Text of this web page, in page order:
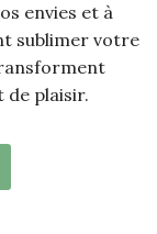
envies et à
sublimer votre
de plaisir.